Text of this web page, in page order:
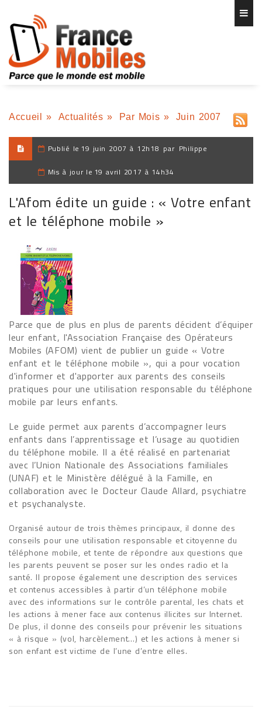
Accueil » Actualités » Par Mois » Juin 2007
Publié le 19 juin 2007 à 12h18 par Philippe
Mis à jour le 19 avril 2017 à 14h34
L'Afom édite un guide : « Votre enfant
et le téléphone mobile »
Parce que de plus en plus de parents décident d’équiper
leur enfant, l'Association Française des Opérateurs
Mobiles (AFOM) vient de publier un guide « Votre
enfant et le téléphone mobile », qui a pour vocation
d'informer et d'apporter aux parents des conseils
pratiques pour une utilisation responsable du téléphone
mobile par leurs enfants.
Le guide permet aux parents d’accompagner leurs
enfants dans l’apprentissage et l’usage au quotidien
du téléphone mobile. Il a été réalisé en partenariat
avec l’Union Nationale des Associations familiales
(UNAF) et le Ministère délégué à la Famille, en
collaboration avec le Docteur Claude Allard, psychiatre
et psychanalyste.
Organisé autour de trois thèmes principaux, il donne des
conseils pour une utilisation responsable et citoyenne du
téléphone mobile, et tente de répondre aux questions que
les parents peuvent se poser sur les ondes radio et la
santé. Il propose également une description des services
et contenus accessibles à partir d’un téléphone mobile
avec des informations sur le contrôle parental, les chats et
les actions à mener face aux contenus illicites sur Internet.
De plus, il donne des conseils pour prévenir les situations
« à risque » (vol, harcèlement…) et les actions à mener si
son enfant est victime de l’une d’entre elles.